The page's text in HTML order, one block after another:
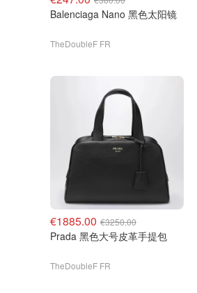
Balenciaga Nano 黑色太阳镜
TheDoubleF FR
€1885.00 €3250.00
Prada 黑色大号皮革手提包
TheDoubleF FR